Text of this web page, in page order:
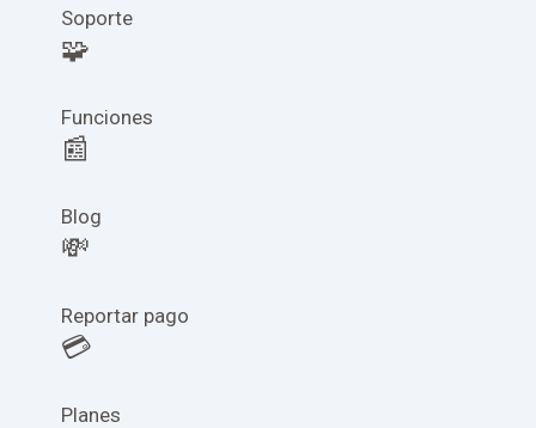
Soporte
🧩
Funciones
📰
Blog
💸
Reportar pago
💳
Planes